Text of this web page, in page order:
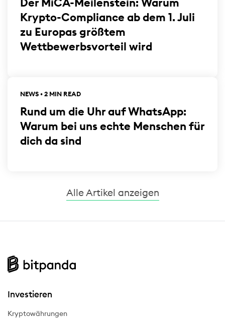
Der MiCA-Meilenstein: Warum
Krypto-Compliance ab dem 1. Juli
zu Europas größtem
Wettbewerbsvorteil wird
NEWS • 2 MIN READ
Rund um die Uhr auf WhatsApp:
Warum bei uns echte Menschen für
dich da sind
Alle Artikel anzeigen
Investieren
Kryptowährungen